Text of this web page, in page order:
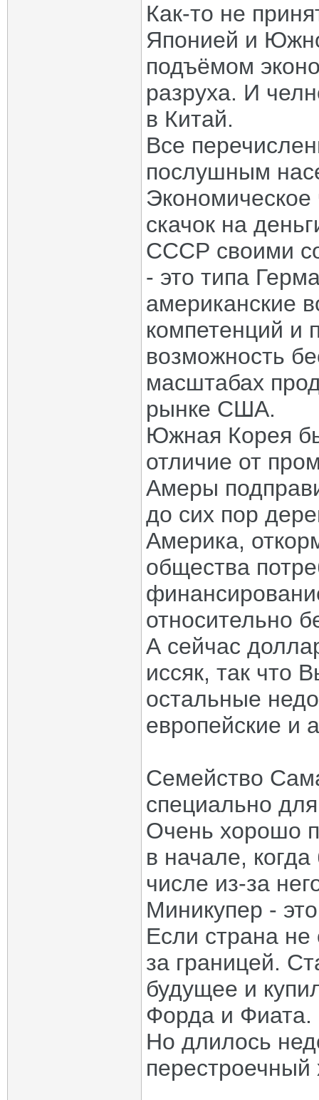
Как-то не
Японией и
подъёмом
разруха. И
в Китай.
Все
послушным
скачок на
СССР своими
- это типа
американские
компетенций и
возможность
масштабах
рынке США.
Южная Корея
отличие от
Амеры
до сих пор
Америка,
общества
относительно
А сейчас
иссяк, так что
остальные
европейские и
Семейство
специально
Очень хорошо
в начале,
числе из-за
Миникупер -
Если страна не
за границей.
будущее и
Форда и Фиата.
Но длилось
перестроечный